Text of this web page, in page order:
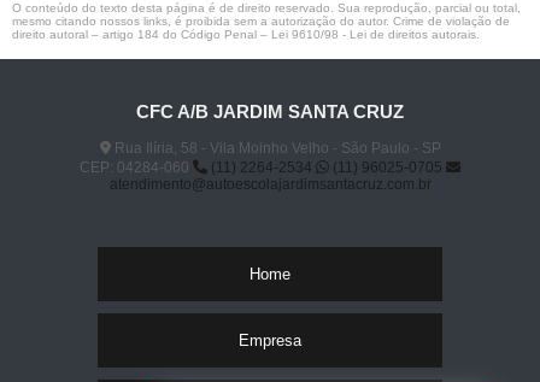
O conteúdo do texto desta página é de direito reservado. Sua reprodução, parcial ou total,
mesmo citando nossos links, é proibida sem a autorização do autor. Crime de violação de
direito autoral – artigo 184 do Código Penal – Lei 9610/98 - Lei de direitos autorais
CFC A/B JARDIM SANTA CRUZ
Rua Ilíria, 58 - Vila Moinho Velho - São Paulo - SP
CEP: 04284-060
(11) 2264-2534
(11) 96025-0705
atendimento@autoescolajardimsantacruz.com.br
Home
Empresa